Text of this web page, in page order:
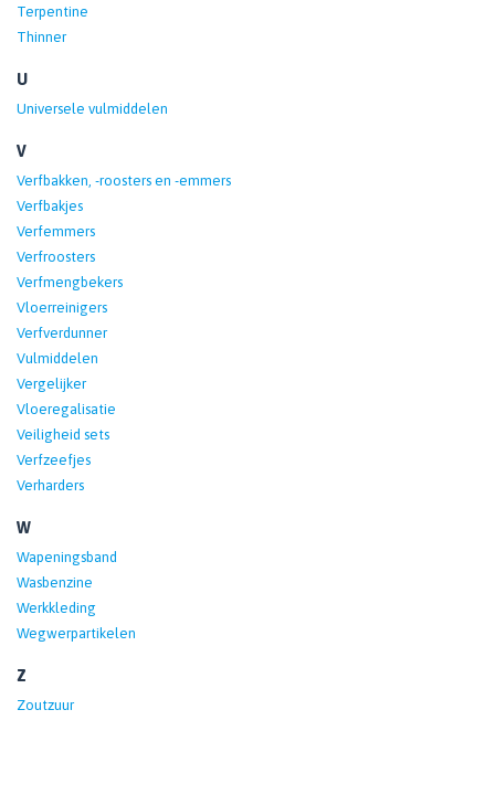
Terpentine
Thinner
U
Universele vulmiddelen
V
Verfbakken, -roosters en -emmers
Verfbakjes
Verfemmers
Verfroosters
Verfmengbekers
Vloerreinigers
Verfverdunner
Vulmiddelen
Vergelijker
Vloeregalisatie
Veiligheid sets
Verfzeefjes
Verharders
W
Wapeningsband
Wasbenzine
Werkkleding
Wegwerpartikelen
Z
Zoutzuur